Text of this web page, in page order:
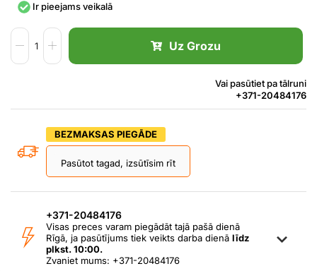
Ir pieejams veikalā
Uz Grozu
Vai pasūtiet pa tālruni
+371-20484176
BEZMAKSAS PIEGĀDE
Pasūtot tagad, izsūtīsim rīt
+371-20484176
Visas preces varam piegādāt tajā pašā dienā
Rīgā, ja pasūtījums tiek veikts darba dienā līdz
plkst. 10:00.
Zvaniet mums: +371-20484176